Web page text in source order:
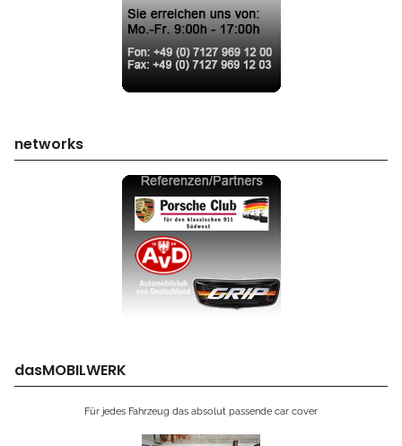
networks
dasMOBILWERK
Für jedes Fahrzeug das absolut passende car cover